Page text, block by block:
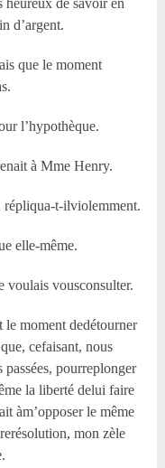
heureux de savoir en
d’argent.
que le moment
l’hypothèque.
à Mme Henry.
répliqua-t-ilviolemment.
elle-même.
voulais vousconsulter.
le moment dedétourner
cefaisant, nous
pourreplonger
la liberté delui faire
àm’opposer le même
mon zèle